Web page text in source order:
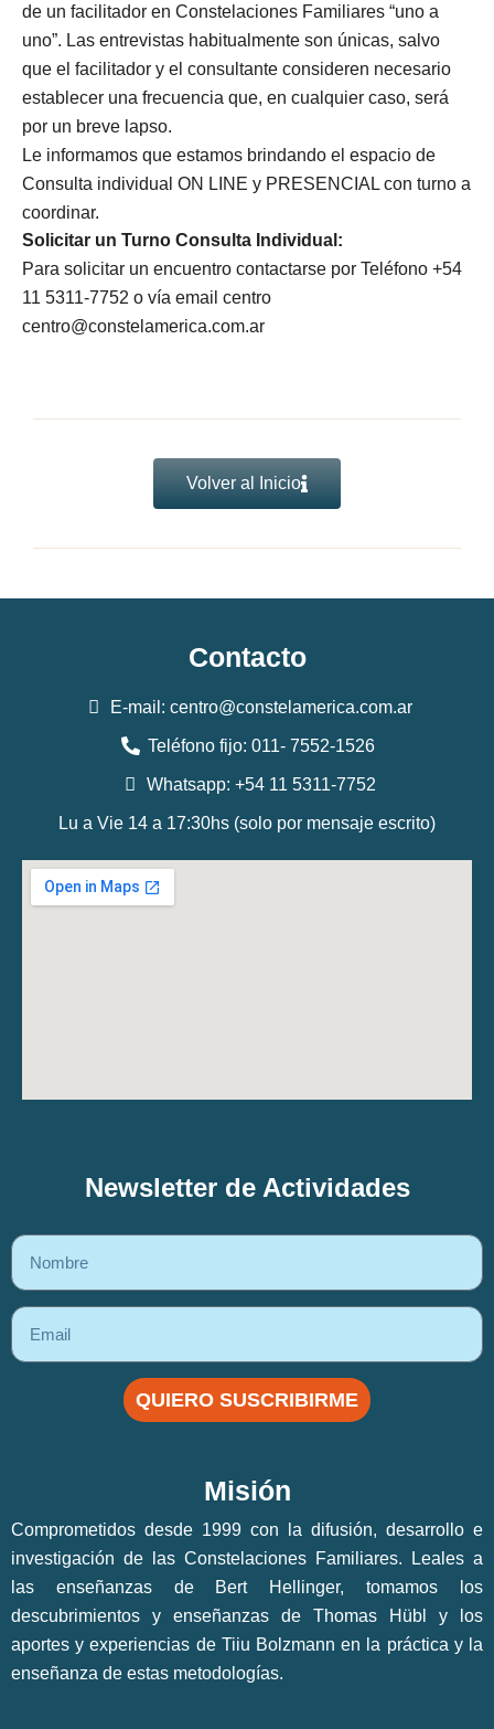
de un facilitador en Constelaciones Familiares “uno a
uno”. Las entrevistas habitualmente son únicas, salvo
que el facilitador y el consultante consideren necesario
establecer una frecuencia que, en cualquier caso, será
por un breve lapso.
Le informamos que estamos brindando el espacio de
Consulta individual ON LINE y PRESENCIAL con turno a
coordinar.
Solicitar un Turno Consulta Individual:
Para solicitar un encuentro contactarse por Teléfono +54
11 5311-7752 o vía email centro
centro@constelamerica.com.ar
Volver al Inicio
Contacto
E-mail: centro@constelamerica.com.ar
Teléfono fijo: 011- 7552-1526
Whatsapp: +54 11 5311-7752
Lu a Vie 14 a 17:30hs (solo por mensaje escrito)
Newsletter de Actividades
QUIERO SUSCRIBIRME
Misión
Comprometidos desde 1999 con la difusión, desarrollo e
investigación de las Constelaciones Familiares. Leales a
las enseñanzas de Bert Hellinger, tomamos los
descubrimientos y enseñanzas de Thomas Hübl y los
aportes y experiencias de Tiiu Bolzmann en la práctica y la
enseñanza de estas metodologías.